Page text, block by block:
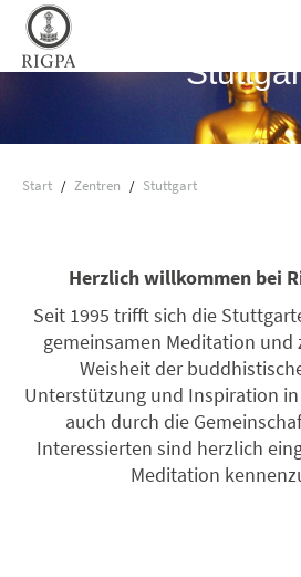
Start Zentren Stuttgart
Herzlich willkommen bei
Seit 1995 trifft sich die
gemeinsamen Meditation und
Weisheit der
Unterstützung und Inspiration
auch durch die
Interessierten sind herzlich
Meditation